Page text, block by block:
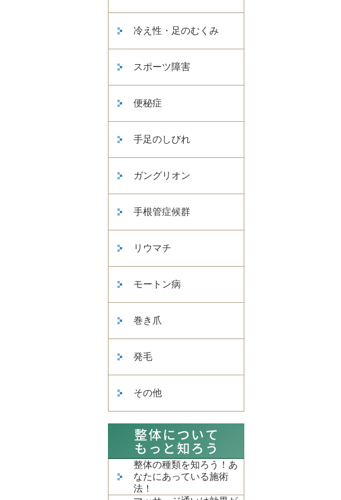
冷え性・足のむくみ
スポーツ障害
便秘症
手足のしびれ
ガングリオン
手根管症候群
リウマチ
モートン病
巻き爪
発毛
その他
整体の種類を知ろう！あ
なたにあっている施術
法！